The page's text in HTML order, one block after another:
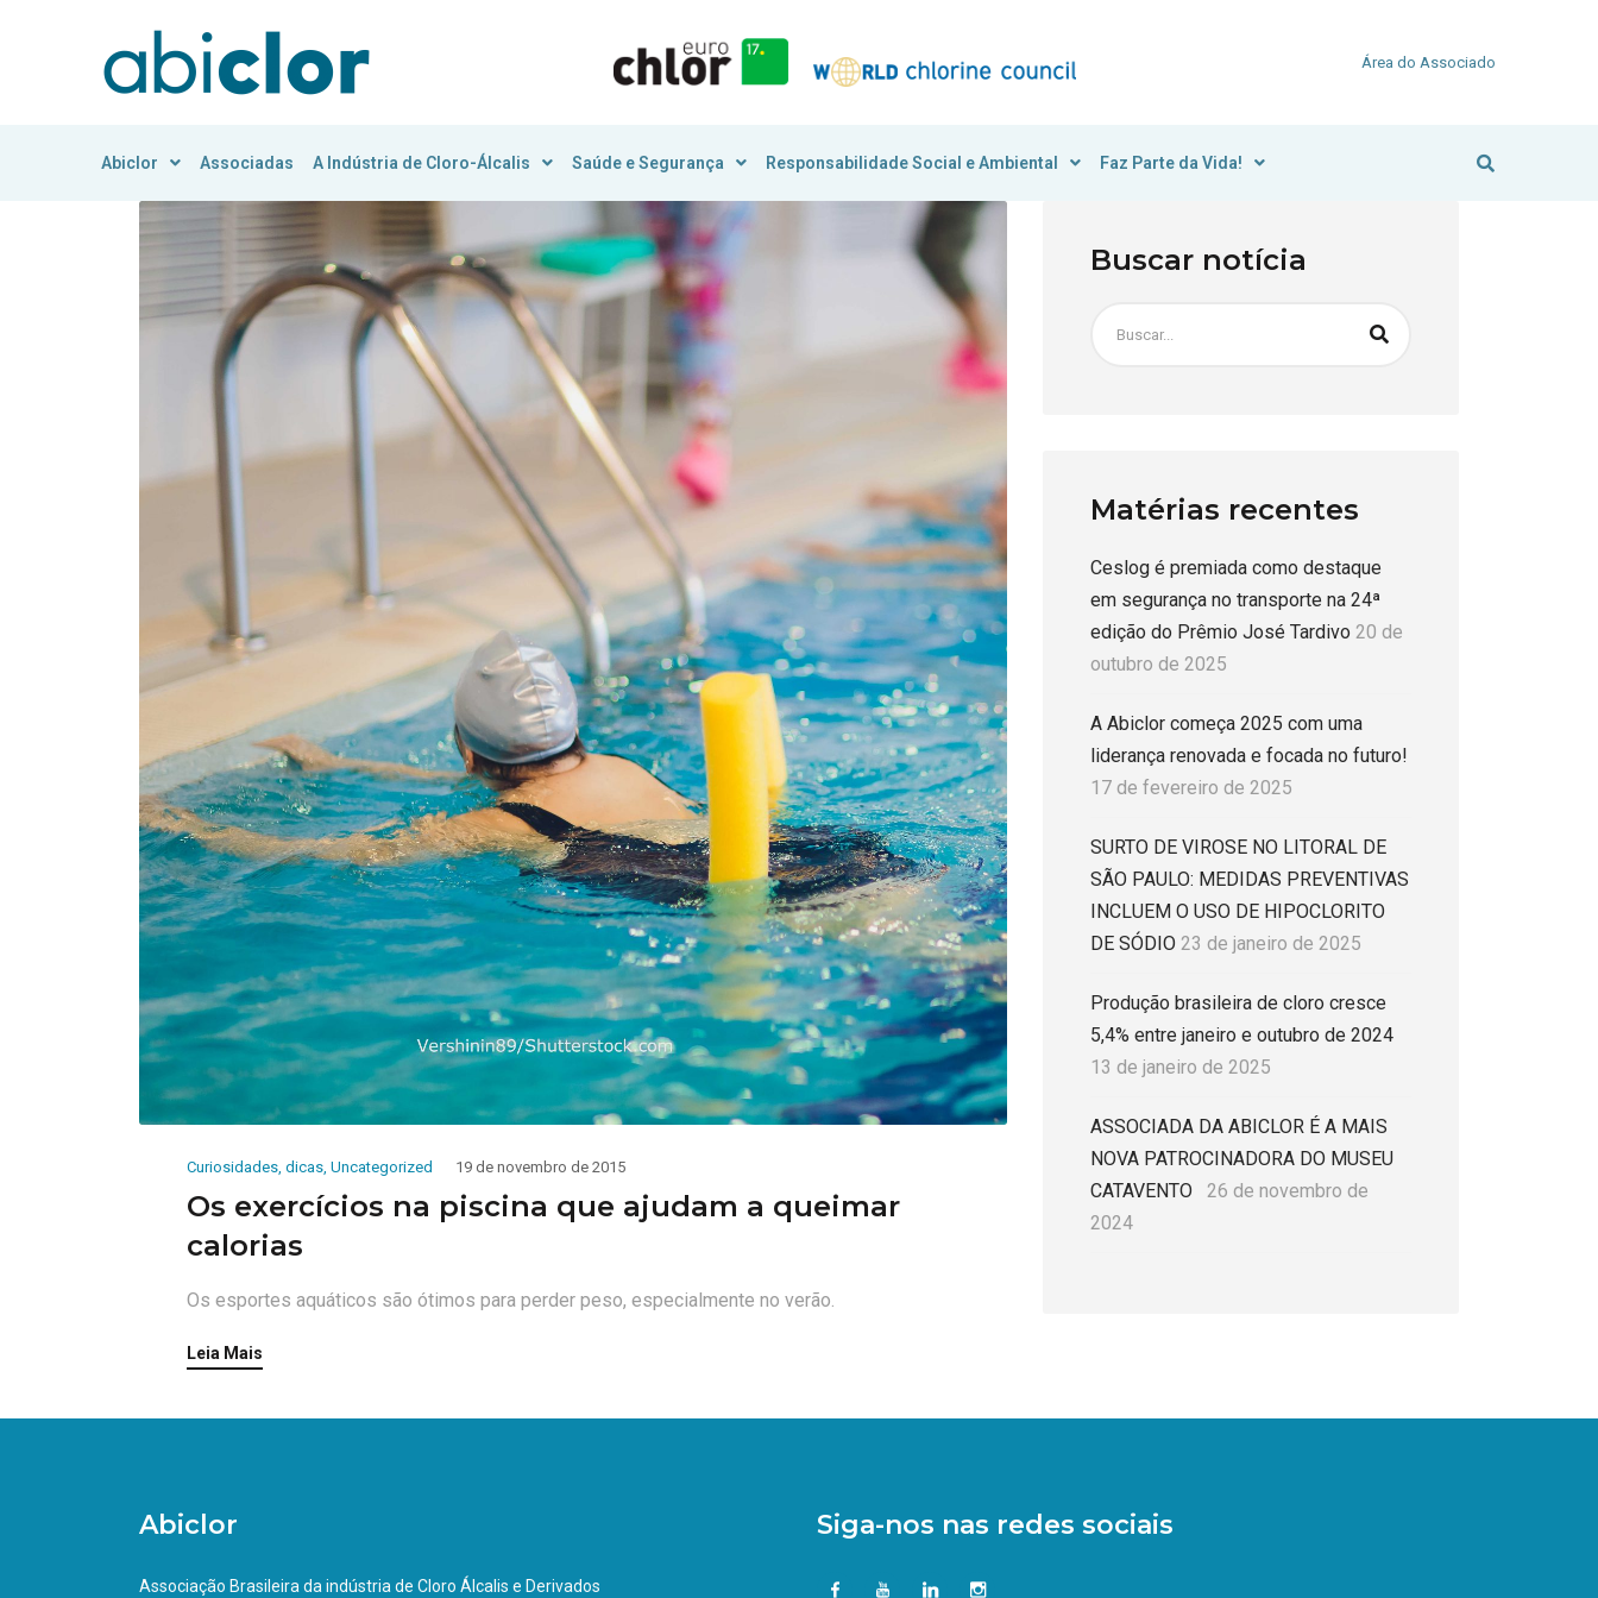
Área do Associado
Abiclor Associadas A Indústria de Cloro-Álcalis Saúde e Segurança Responsabilidade Social e Ambiental Faz Parte da Vida!
Curiosidades, dicas, Uncategorized 19 de novembro de 2015
Os exercícios na piscina que ajudam a queimar
calorias
Os esportes aquáticos são ótimos para perder peso, especialmente no verão.
Leia Mais
Buscar notícia
Matérias recentes
Ceslog é premiada como destaque
em segurança no transporte na 24ª
edição do Prêmio José Tardivo 20 de
outubro de 2025
A Abiclor começa 2025 com uma
liderança renovada e focada no futuro!
17 de fevereiro de 2025
SURTO DE VIROSE NO LITORAL DE
SÃO PAULO: MEDIDAS PREVENTIVAS
INCLUEM O USO DE HIPOCLORITO
DE SÓDIO 23 de janeiro de 2025
Produção brasileira de cloro cresce
5,4% entre janeiro e outubro de 2024
13 de janeiro de 2025
ASSOCIADA DA ABICLOR É A MAIS
NOVA PATROCINADORA DO MUSEU
CATAVENTO
26 de novembro de
2024
Abiclor
Associação Brasileira da indústria de Cloro Álcalis e Derivados
Siga-nos nas redes sociais